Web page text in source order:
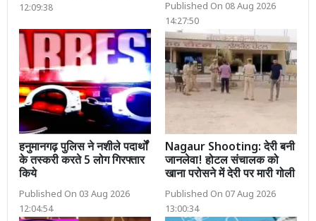
12:09:38
Published On 08 Aug 2026
14:27:50
हनुमानगढ़ पुलिस ने नशीले पदार्थों
के तस्करी करते 5 लोग गिरफ्तार
किये
Published On 03 Aug 2026
12:04:54
Nagaur Shooting: देरी बनी
जानलेवा! होटल संचालक को
खाना परोसने में देरी पर मारी गोली
Published On 07 Aug 2026
13:00:34